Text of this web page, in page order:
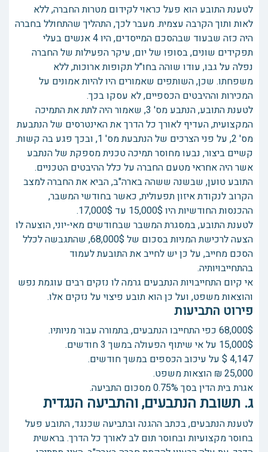
לטענת התובע הוא פעל כראוי לקידום מטרות החברה, ללא
לאות ותוך הקרבה עצמית. מעבר לכך, התהליך שהתחולל בחברה
היה כזה שבעוד שבהסכם המייסדים, היו 4 אנשים בעלי
תפקידים שונים, בסופו של יום, עיקר הפעילות של החברה
נפלה על גבו, עודו שוהה בחו"ל תקופות ארוכות, ללא
משפחתו. שכן, השותפים שאמורים היו להיות אמונים על
המכירות וההיבטים הכספיים, לא עסקו בכך.
לטענת התובע, הנתבע מס' 3, שאמור היה לתת את התמיכה
המקצועית, העדיף לאורך כל הדרך את האינטרסים של הנתבעת
מס' 2, על פני הצרכים של הנתבעת מס' 1, ובכך פגע בה קשות.
קשיים ביצור, נבעו מחוסר תמיכה טכנית מספקת של הנתבע
אשר היה אחראי מטעם החברה על כלל ההיבטים הטכניים.
התובע טוען, שבשנה ששהה בארה"ב, הביא את החברה למצב
הקרוב לנקודת איזון תפעולית, כאשר בחודשי המשבר,
ההכנסות החודשיות היו 15,000$ עד 17,000$.
לטענת התובע, במסגרת המשבר שבחודשים מאי-יוני, הוצעה לו
הצעה לרכישת המניות בסכום של 68,000$, שהתגבשה לכלל
הסכם מחייב, על כן יש לחייב את התובעת לעמוד
בהתחייבויותיה.
אי קיום התחייבויות הנתבעים גרמה לו נזקים רבים עוגמת נפש
והוצאות משפט, ועל כן הוא תובע פיצוי על נזקים אלו.
פירוט התביעות
68,000$ כפי התחייבו הנתבעים, בתמורה עבור מניותיו.
15,000$ על אי שיתוף הפעולה במשך 3 חודשים.
4,147 $ על עיכוב הכספים במשך חודשים.
25,000 ₪ הוצאות משפט.
אגרת בית הדין בסך 0.75% מסכום התביעה.
ג. תשובת הנתבעים, והתביעה הנגדית
לטענת הנתבעים, בכתב ההגנה ובתביעה שכנגד, התובע פעל
בחוסר מקצועיות ובחוסר תום לב לאורך כל הדרך. בראשית